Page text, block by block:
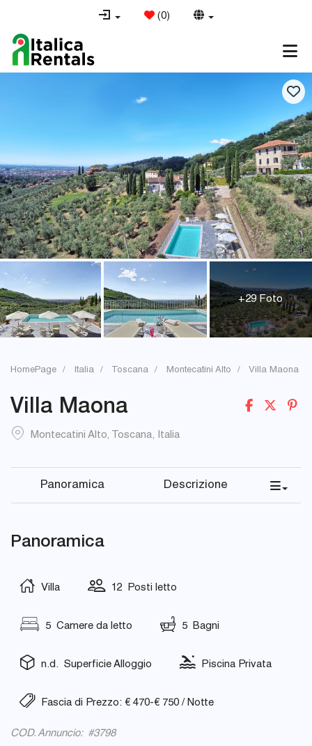
(0)
+29 Foto
HomePage Italia Toscana Montecatini Alto Villa Maona
Villa Maona
Montecatini Alto, Toscana, Italia
Panoramica Descrizione
Panoramica
Villa 12 Posti letto
5 Camere da letto 5 Bagni
n.d. Superficie Alloggio Piscina Privata
Fascia di Prezzo: € 470-€ 750 / Notte
COD. Annuncio: #3798